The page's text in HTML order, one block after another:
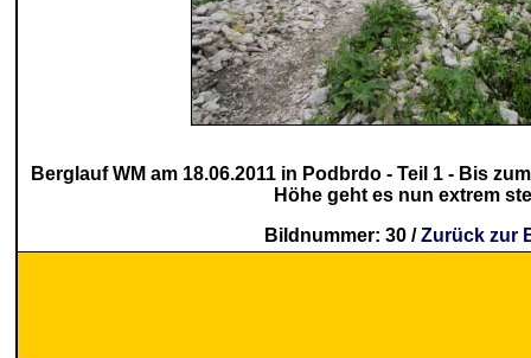
Berglauf WM am 18.06.2011 in Podbrdo - Teil 1 - Bis
Höhe geht es nun extrem
Bildnummer: 30 /Zurück zur